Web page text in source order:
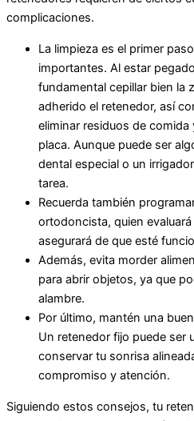
complicaciones.
La limpieza es el primer
importantes. Al estar
fundamental cepillar bien la
adherido el retenedor, así
eliminar residuos de
placa. Aunque puede ser
dental especial o un
tarea.
Recuerda también
ortodoncista, quien
asegurará de que esté
Además, evita morder
para abrir objetos, ya que
alambre.
Por último, mantén una
Un retenedor fijo puede ser
conservar tu sonrisa
compromiso y atención.
Siguiendo estos consejos, tu